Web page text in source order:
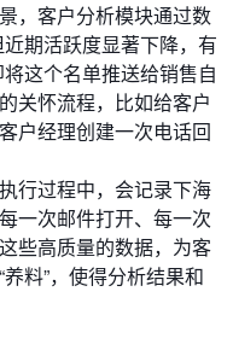
，客户分析模块通过数
期活跃度显著下降，有
这个名单推送给销售自
关怀流程，比如给客户
户经理创建一次电话回
行过程中，会记录下海
一次邮件打开、每一次
些高质量的数据，为客
料”，使得分析结果和